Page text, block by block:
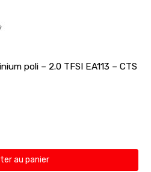
poli – 2.0 TFSI EA113 – CTS
au panier